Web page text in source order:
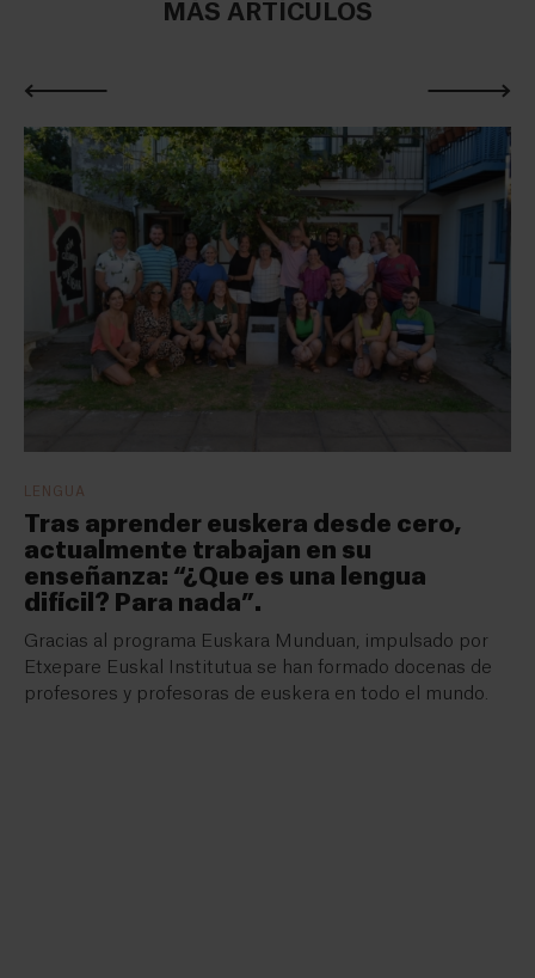
MÁS ARTÍCULOS
LENGUA
Tras aprender euskera desde cero,
actualmente trabajan en su
enseñanza: “¿Que es una lengua
difícil? Para nada”.
Gracias al programa Euskara Munduan, impulsado por
Etxepare Euskal Institutua se han formado docenas de
profesores y profesoras de euskera en todo el mundo.